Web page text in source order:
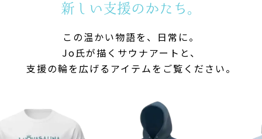
新しい支援のかたち。
この温かい物語を、日常に。
Jo氏が描くサウナアートと、
支援の輪を広げるアイテムをご覧ください。